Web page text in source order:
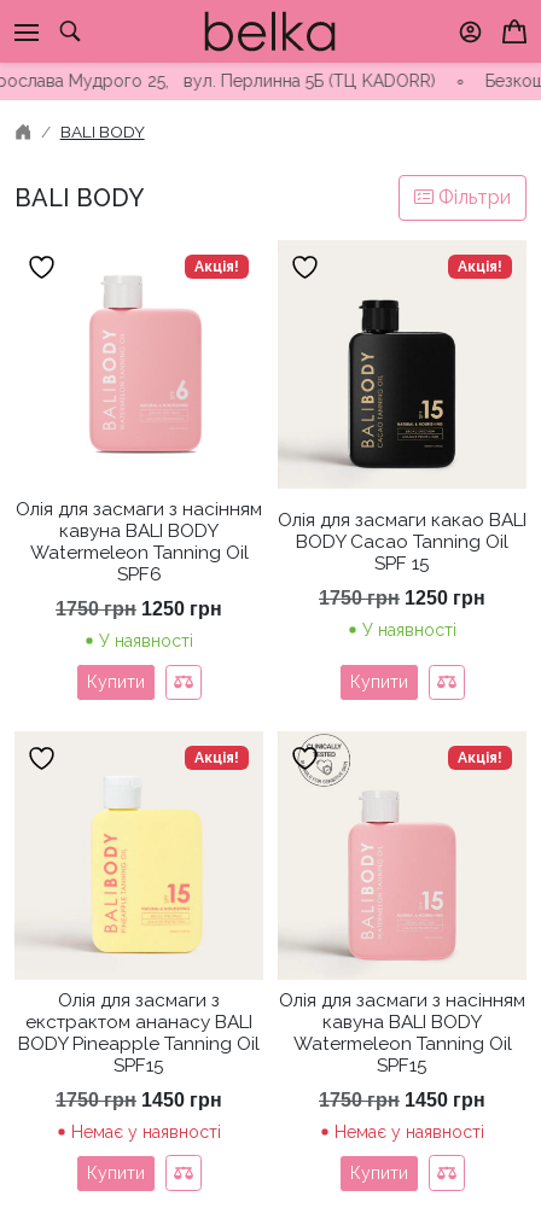
to
contentМудрого 25, вул. Перлинна 5Б (ТЦ KADORR) ∘
BALI BODY
BALI BODY Фільтри
Акція!
Олія для засмаги з насінням
кавуна BALI BODY
Watermeleon Tanning Oil
SPF6
1750грн Оригінальна
1750 грн.
1250 грн
У наявності
Купити
Акція!
Олія для засмаги какао BALI
BODY Cacao Tanning Oil
SPF 15
1750грн Оригінальна
1750 грн.
1250 грн
У наявності
Купити
Акція!
Олія для засмаги з
екстрактом ананасу BALI
BODY Pineapple Tanning Oil
SPF15
1750грн Оригінальна
1750 грн.
1450 грн
Немає у наявності
Купити
Акція!
Олія для засмаги з насінням
кавуна BALI BODY
Watermeleon Tanning Oil
SPF15
1750грн Оригінальна
1750 грн.
1450 грн
Немає у наявності
Купити